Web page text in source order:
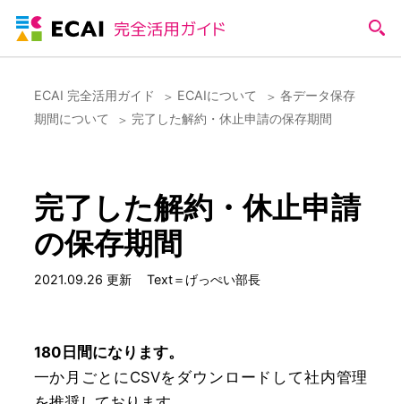
ECAI 完全活用ガイド ECAIについて
各データ保存
期間について
完了した解約・休止申請の保存期間
完了した解約・休止申請
の保存期間
2021.09.26 更新 Text＝げっぺい部長
180日間になります。
一か月ごとにCSVをダウンロードして社内管理